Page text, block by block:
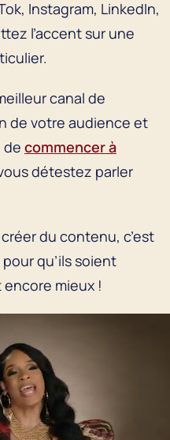
Instagram, LinkedIn,
l’accent sur une
canal de
de votre audience et
de commencer à
détestez parler
du contenu, c’est
qu’ils soient
encore mieux !